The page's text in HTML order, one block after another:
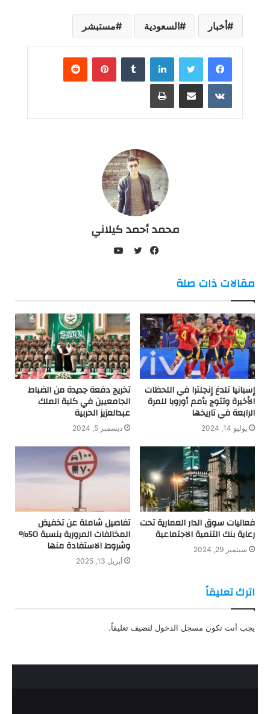
أخبار السعودية مستبشر
لينكدإن بينتيريست
مشاركة عبر البريد طباعة
محمد أحمد كيلاني
مقالات ذات صلة
إسبانيا تلدغ إنجلترا في اللحظات
الأخيرة وتتوج بأمم أوروبا للمرة
الرابعة في تاريخها
يوليو 14, 2024
تخريج دفعة جديدة من الضباط
الجامعيين في كلية الملك
عبدالعزيز الحربية
ديسمبر 5, 2024
فعاليات سوق الدار العمارية تحت
رعاية بنك التنمية الاجتماعية
سبتمبر 29, 2024
تفاصيل شاملة عن تخفيض
المخالفات المرورية بنسبة 50%
وشروط الاستفادة منها
أبريل 13, 2025
اترك تعليقاً
يجب أنت تكون مسجل الدخول لتضيف تعليقاً.